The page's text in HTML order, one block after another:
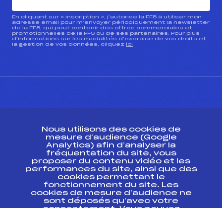
En cliquant sur « inscription », j’autorise la FFS à utiliser mon
adresse email pour m’envoyer périodiquement la newsletter
de la FFS, qui peut contenir des offres commerciales et
promotionnelles de la FFS ou de ses partenaires. Pour plus
d’informations sur les modalités d’exercice de vos droits et
la gestion de vos données, cliquez ici
Ressources
Pass’Neige
Projet sportif fédéral
Projet de performance fédéral
Antidopage
Nous utilisons des cookies de
mesure d’audience (Google
Analytics) afin d’analyser la
fréquentation du site, vous
proposer du contenu vidéo et les
performances du site, ainsi que des
cookies permettant le
fonctionnement du site. Les
cookies de mesure d’audience ne
sont déposés qu’avec votre